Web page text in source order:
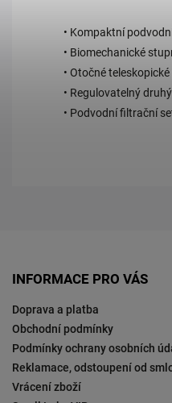
• Kompaktní
• Biomechanické
• Otočné
• Regulovatelný
• Podvodní filtrační
INFORMACE PRO VÁS
Doprava a platba
Obchodní podmínky
Podmínky ochrany osobních
Reklamace, odstoupení od
Vrácení zboží